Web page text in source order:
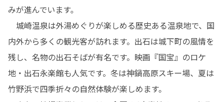
みが進んでいます。
城崎温泉は外湯めぐりが楽しめる歴史ある温泉地で、国
内外から多くの観光客が訪れます。出石は城下町の風情を
残し、名物の出石そばが有名です。映画『国宝』のロケ
地・出石永楽館も人気です。冬は神鍋高原スキー場、夏は
竹野浜で四季折々の自然体験が楽しめます。